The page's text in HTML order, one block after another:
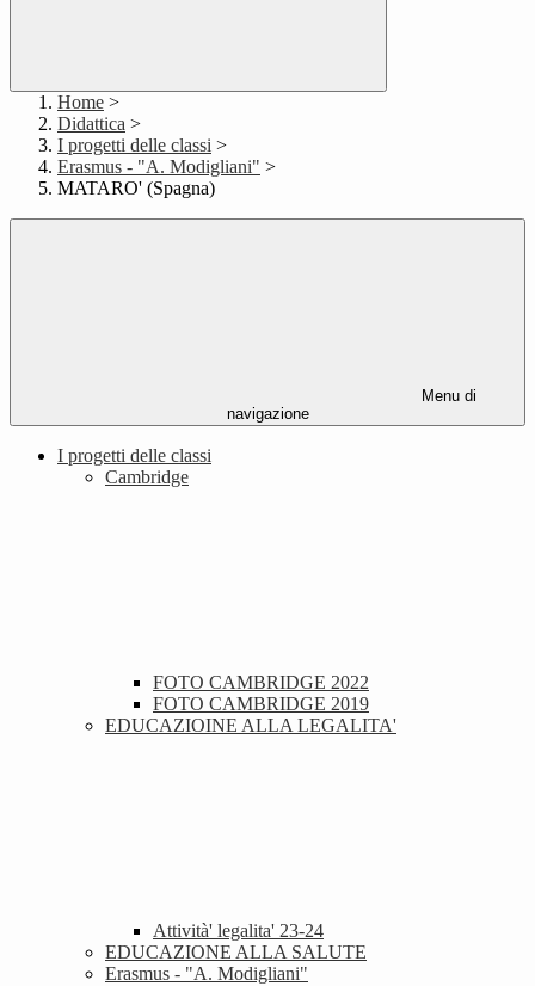
Home >
Didattica >
I progetti delle classi >
Erasmus - "A. Modigliani" >
MATARO' (Spagna)
Menu di
navigazione
I progetti delle classi
Cambridge
FOTO CAMBRIDGE 2022
FOTO CAMBRIDGE 2019
EDUCAZIOINE ALLA LEGALITA'
Attività' legalita' 23-24
EDUCAZIONE ALLA SALUTE
Erasmus - "A. Modigliani"